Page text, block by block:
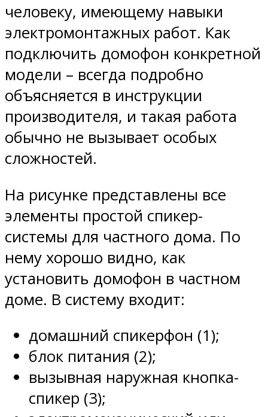
человеку, имеющему навыки
электромонтажных работ. Как
подключить домофон конкретной
модели – всегда подробно
объясняется в инструкции
производителя, и такая работа
обычно не вызывает особых
сложностей.
На рисунке представлены все
элементы простой спикер-
системы для частного дома. По
нему хорошо видно, как
установить домофон в частном
доме. В систему входит:
домашний спикерфон (1);
блок питания (2);
вызывная наружная кнопка-
спикер (3);